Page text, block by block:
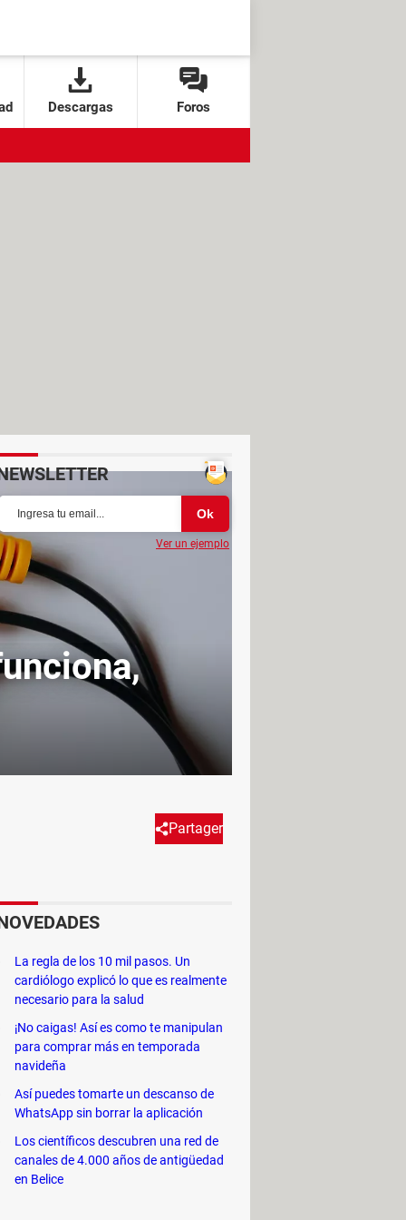
Descargas Foros
Partager
los componentes de
amarillos (CINCH):
cables RCA, rojo y blanco, que
Ver un ejemplo
La regla de los 10 mil pasos. Un
cardiólogo explicó lo que es realmente
necesario para la salud
¡No caigas! Así es como te manipulan
para comprar más en temporada
navideña
Así puedes tomarte un descanso de
WhatsApp sin borrar la aplicación
Los científicos descubren una red de
canales de 4.000 años de antigüedad
en Belice